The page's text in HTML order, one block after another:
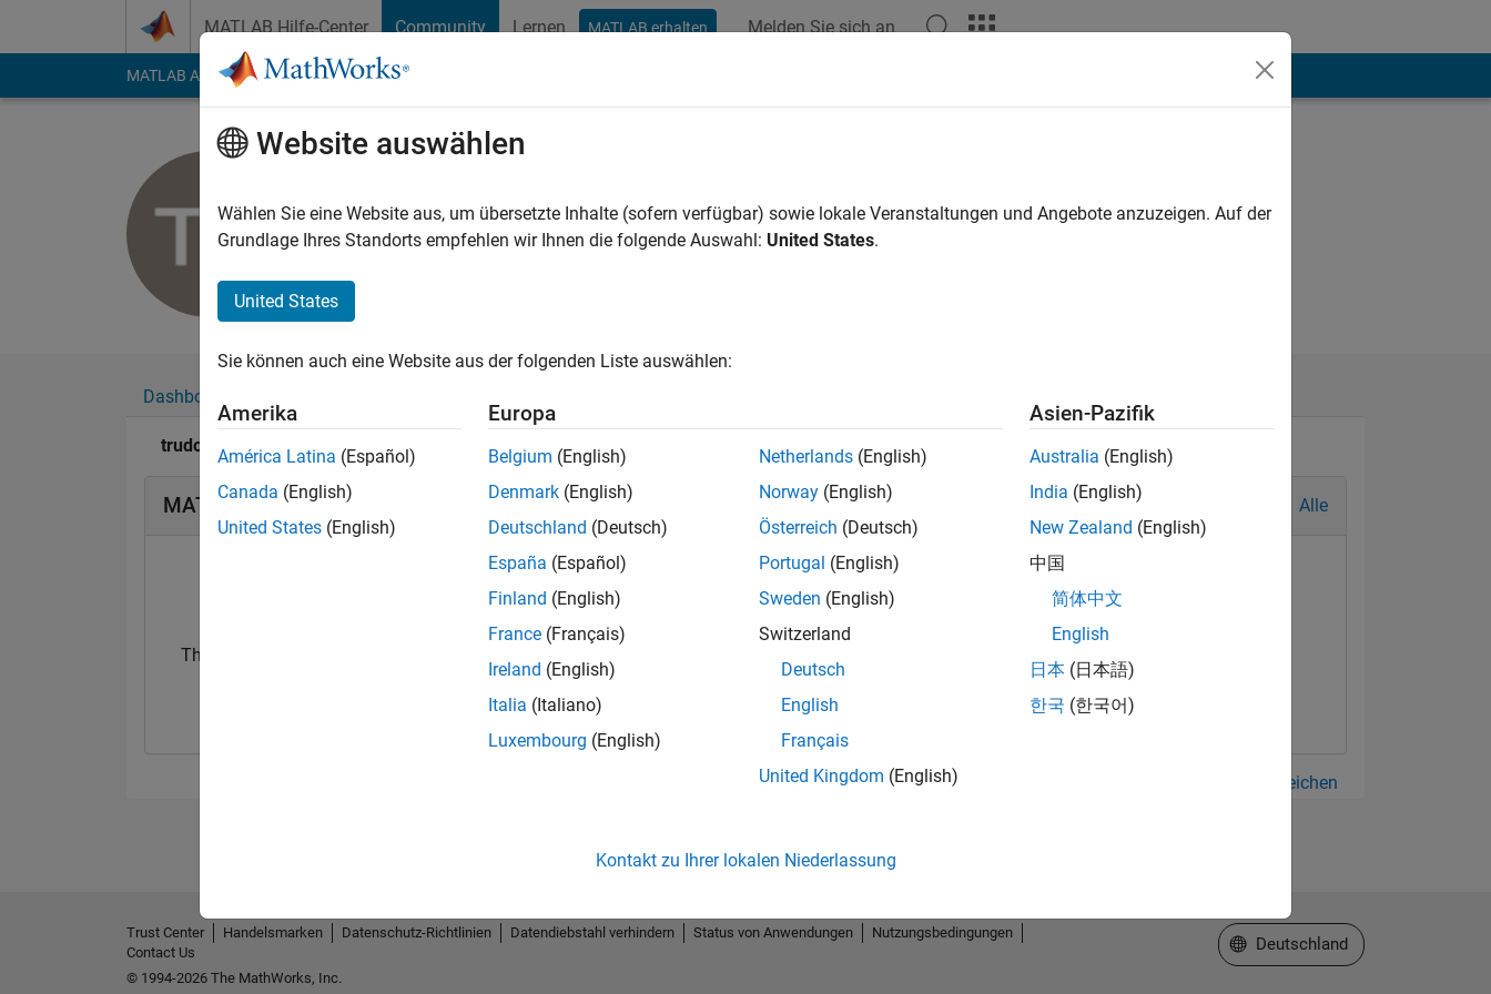
MATLAB Hilfe-Center Community Lernen MATLAB erhalten Melden Sie sich an
MATLAB Answers File Exchange Cody
Last seen: mehr als 2 Jahre vor|Aktiv seit 2020
Followers:0 Following:0
Dashboard
trudolf's Abzeichen
MATLAB Answers Abzeichen Alle
Thankful Level 1
Alle anzeigen Abzeichen
Website auswählen
Wählen Sie eine Website aus, um übersetzte Inhalte (sofern verfügbar) sowie lokale Veranstaltungen und Angebote anzuzeigen. Auf der
Grundlage Ihres Standorts empfehlen wir Ihnen die folgende Auswahl: United States.
United States
Sie können auch eine Website aus der folgenden Liste auswählen:
Amerika
América Latina (Español)
Canada (English)
United States (English)
Europa
Belgium (English)
Denmark (English)
Deutschland (Deutsch)
España (Español)
Finland (English)
France (Français)
Ireland (English)
Italia (Italiano)
Luxembourg (English)
Netherlands (English)
Norway (English)
Österreich (Deutsch)
Portugal (English)
Sweden (English)
Switzerland
Deutsch
English
Français
United Kingdom (English)
Asien-Pazifik
Australia (English)
India (English)
New Zealand (English)
中国
简体中文
English
日本 (日本語)
한국 (한국어)
Kontakt zu Ihrer lokalen Niederlassung
Trust Center Handelsmarken Datenschutz-Richtlinien Datendiebstahl verhindern Status von Anwendungen
Nutzungsbedingungen
Contact Us
© 1994-2026 The MathWorks, Inc.
Website auswählen
Deutschland